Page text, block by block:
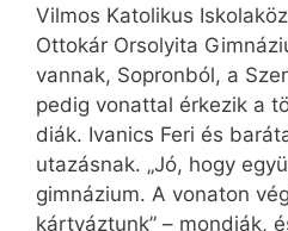
Vilmos Katolikus
Ottokár Orsolyita
vannak, Sopronból, a
pedig vonattal érkezik a
diák. Ivanics Feri és
utazásnak. „Jó, hogy
gimnázium. A vonaton
kártyáztunk” – mondják,